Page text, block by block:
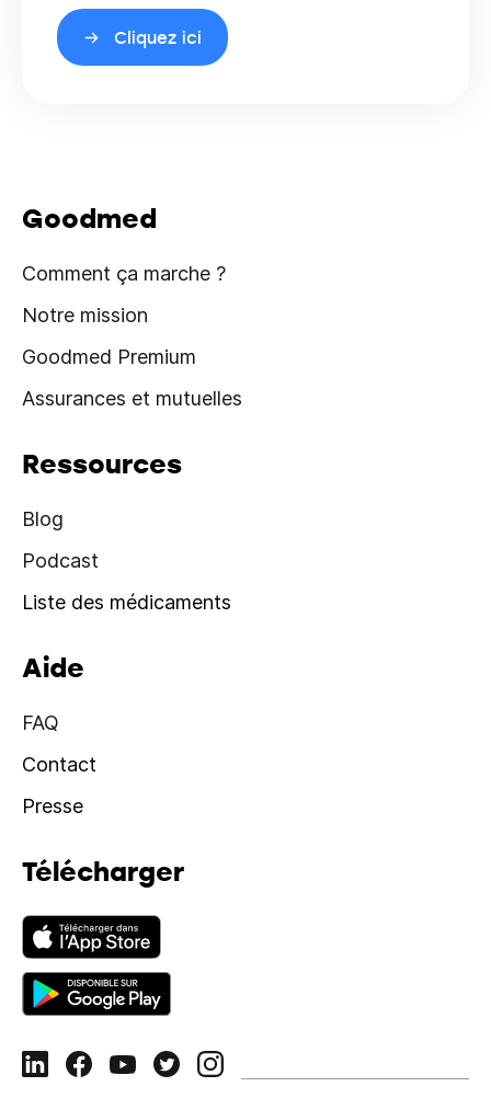
Cliquez ici
Goodmed
Comment ça marche ?
Notre mission
Goodmed Premium
Assurances et mutuelles
Ressources
Blog
Podcast
Liste des médicaments
Aide
FAQ
Contact
Presse
Télécharger